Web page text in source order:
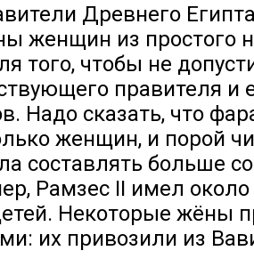
Древнего
женщин из простого
того, чтобы не
правителя и
Надо сказать, что
женщин, и порой
составлять больше
Рамзес II имел
Некоторые жёны
их привозили из